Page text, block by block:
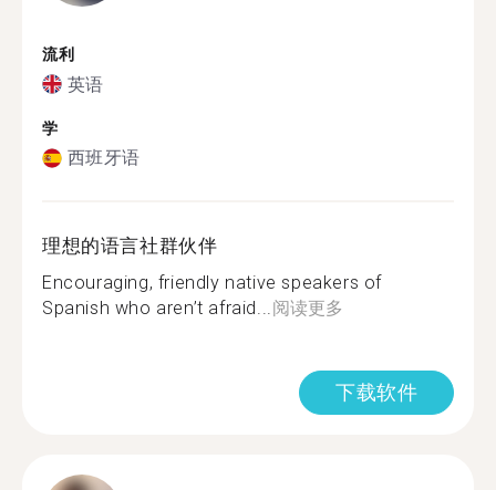
流利
英语
学
西班牙语
理想的语言社群伙伴
Encouraging, friendly native speakers of
Spanish who aren’t afraid...阅读更多
下载软件